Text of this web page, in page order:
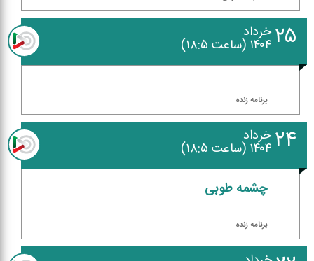
۲۵خرداد
۱۴۰۴ (ساعت ۱۸:۵)
برنامه زنده
۲۴خرداد
۱۴۰۴ (ساعت ۱۸:۵)
چشمه طوبی
برنامه زنده